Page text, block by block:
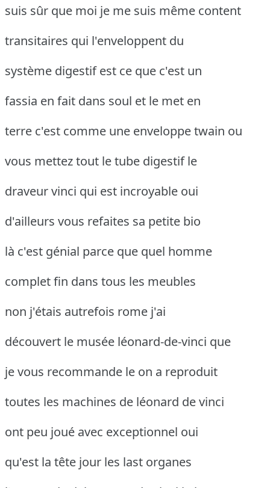
suis sûr que moi je me suis même content
transitaires qui l'enveloppent du
système digestif est ce que c'est un
fassia en fait dans soul et le met en
terre c'est comme une enveloppe twain ou
vous mettez tout le tube digestif le
draveur vinci qui est incroyable oui
d'ailleurs vous refaites sa petite bio
là c'est génial parce que quel homme
complet fin dans tous les meubles
non j'étais autrefois rome j'ai
découvert le musée léonard-de-vinci que
je vous recommande le on a reproduit
toutes les machines de léonard de vinci
ont peu joué avec exceptionnel oui
qu'est la tête jour les last organes